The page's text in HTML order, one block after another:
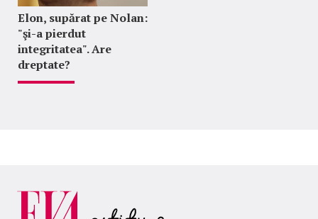
Elon, supărat pe Nolan:
"şi-a pierdut
integritatea". Are
dreptate?